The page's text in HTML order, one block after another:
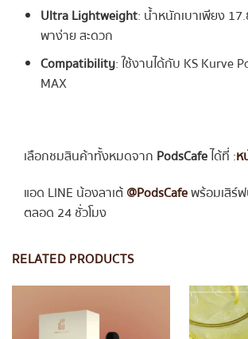
Ultra Lightweight: น้ำหนักเบาเพียง
พาง่าย สะดวก
Compatibility:ใช้งานได้กับ KS Kurve
MAX
เลือกชมสินค้าทั้งหมดจาก PodsCafeได้ที่ :ห
แอด LINE น้องลาเต้@PodsCafeพร้อมเสิร์
ตลอด 24 ชั่วโมง
RELATED PRODUCTS